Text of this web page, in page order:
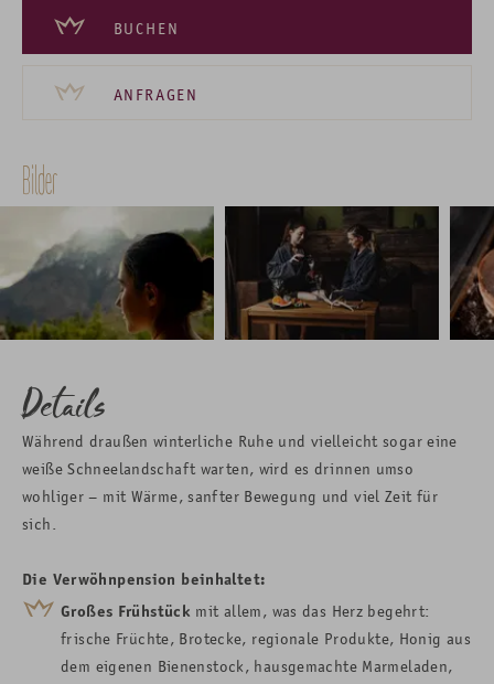
BUCHEN
ANFRAGEN
Bilder
Details
Während draußen winterliche Ruhe und vielleicht sogar eine
weiße Schneelandschaft warten, wird es drinnen umso
wohliger – mit Wärme, sanfter Bewegung und viel Zeit für
sich.
Die Verwöhnpension beinhaltet:
Großes Frühstück mit allem, was das Herz begehrt:
frische Früchte, Brotecke, regionale Produkte, Honig aus
dem eigenen Bienenstock, hausgemachte Marmeladen,